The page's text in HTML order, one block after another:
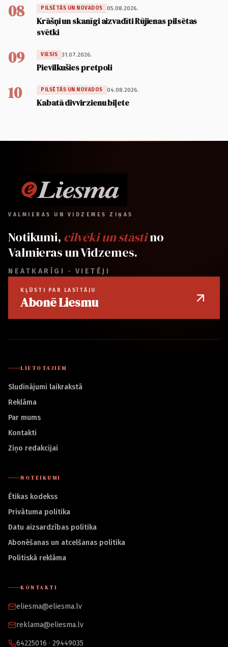
08 PILSĒTĀS UN NOVADOS 05.08.2026.
Krāšņi un skanīgi aizvadīti Rūjienas pilsētas
svētki
09 VIESIS 31.07.2026.
Pievilkušies pretpoli
10 PILSĒTĀS UN NOVADOS 04.08.2026.
Kabatā divvirzienu biļete
VALMIERAS UN VIDZEMES ZIŅAS
Notikumi, cilvēki un stāstino
Valmieras un Vidzemes.
NEATKARĪGI · VIETĒJI
KĻŪSTI PAR LASĪTĀJU
Abonē Liesmu
LIETOTĀJIEM
Sludinājumi laikrakstā
Reklāma
Par mums
Kontakti
Ziņo redakcijai
NOTEIKUMI
Ētikas kodekss
Privātuma politika
Datu aizsardzības politika
Abonēšanas un atcelšanas politika
Politiskā reklāma
KONTAKTI
eliesma@eliesma.lv
reklama@eliesma.lv
64225016 · 29449035